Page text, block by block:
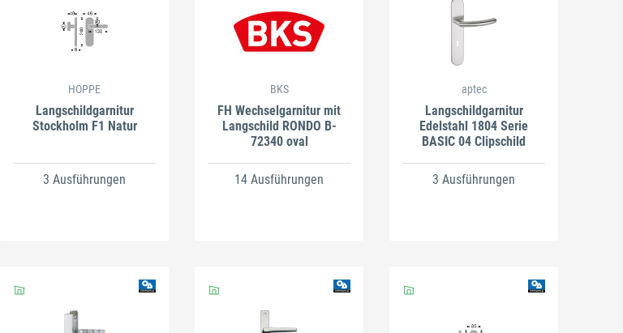
HOPPE
Langschildgarnitur
Stockholm F1 Natur
3 Ausführungen
BKS
FH Wechselgarnitur mit
Langschild RONDO B-
72340 oval
14 Ausführungen
aptec
Langschildgarnitur
Edelstahl 1804 Serie
BASIC 04 Clipschild
3 Ausführungen